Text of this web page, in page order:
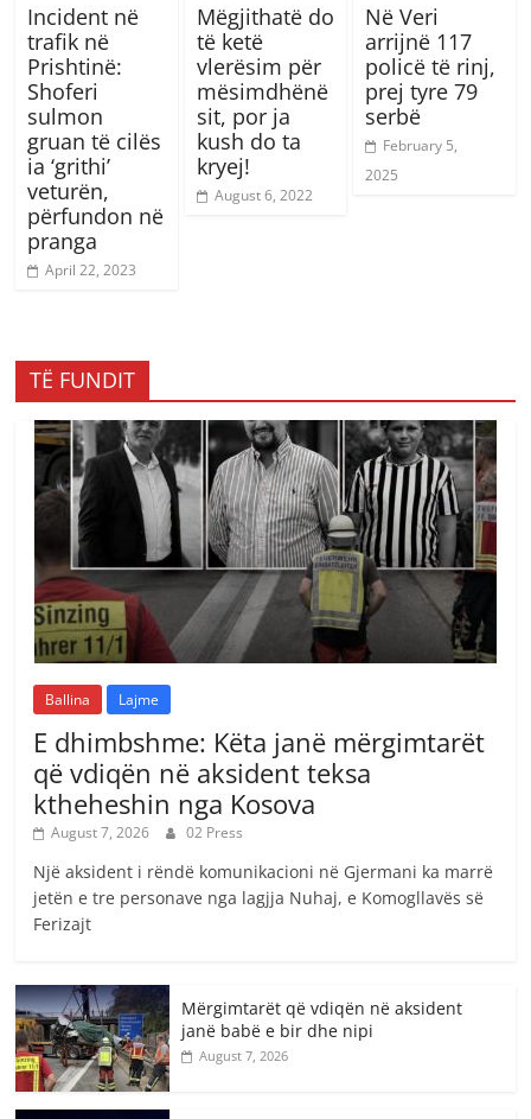
Incident në
trafik në
Prishtinë:
Shoferi
sulmon
gruan të cilës
ia ‘grithi’
veturën,
përfundon në
pranga
April 22, 2023
Mëgjithatë do
të ketë
vlerësim për
mësimdhënë
sit, por ja
kush do ta
kryej!
August 6, 2022
Në Veri
arrijnë 117
policë të rinj,
prej tyre 79
serbë
February 5,
2025
TË FUNDIT
Ballina Lajme
E dhimbshme: Këta janë mërgimtarët
që vdiqën në aksident teksa
ktheheshin nga Kosova
August 7, 2026 02 Press
Një aksident i rëndë komunikacioni në Gjermani ka marrë
jetën e tre personave nga lagjja Nuhaj, e Komogllavës së
Ferizajt
Mërgimtarët që vdiqën në aksident
janë babë e bir dhe nipi
August 7, 2026